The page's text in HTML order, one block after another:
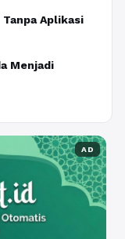
Aplikasi
Menjadi
AD